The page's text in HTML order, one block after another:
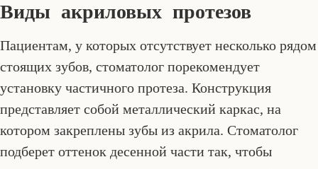
Виды акриловых протезов
Пациентам, у которых отсутствует несколько рядом
стоящих зубов, стоматолог порекомендует
установку частичного протеза. Конструкция
представляет собой металлический каркас, на
котором закреплены зубы из акрила. Стоматолог
подберет оттенок десенной части так, чтобы